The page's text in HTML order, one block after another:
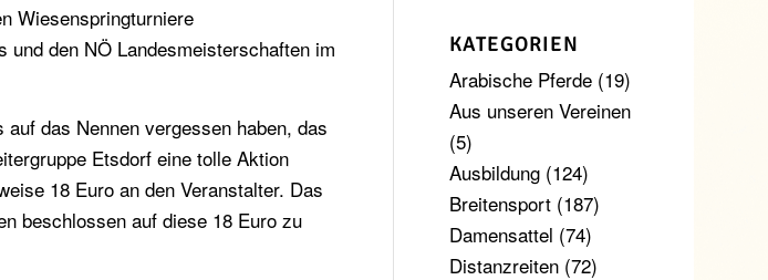
Wiesenspringturniere
den NÖ Landesmeisterschaften im
das Nennen vergessen haben, das
Etsdorf eine tolle Aktion
18 Euro an den Veranstalter. Das
beschlossen auf diese 18 Euro zu
KATEGORIEN
Arabische Pferde(19)
Aus unseren Vereinen
(5)
Ausbildung(124)
Breitensport(187)
Damensattel (74)
Distanzreiten(72)